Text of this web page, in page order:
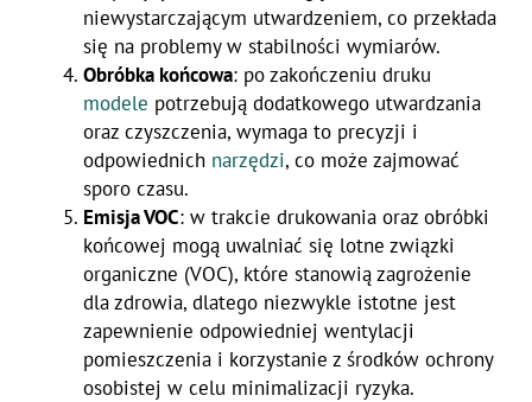
niewystarczającym utwardzeniem, co przekłada
się na problemy w stabilności wymiarów.
Obróbka końcowa: po zakończeniu druku
modele potrzebują dodatkowego utwardzania
oraz czyszczenia, wymaga to precyzji i
odpowiednich narzędzi, co może zajmować
sporo czasu.
Emisja VOC: w trakcie drukowania oraz obróbki
końcowej mogą uwalniać się lotne związki
organiczne (VOC), które stanowią zagrożenie
dla zdrowia, dlatego niezwykle istotne jest
zapewnienie odpowiedniej wentylacji
pomieszczenia i korzystanie z środków ochrony
osobistej w celu minimalizacji ryzyka.